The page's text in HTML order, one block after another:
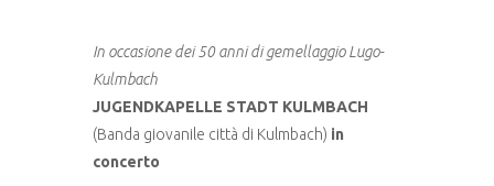
In occasione dei 50 anni di gemellaggio Lugo-
Kulmbach
JUGENDKAPELLE STADT KULMBACH
(Banda giovanile città di Kulmbach) in
concerto